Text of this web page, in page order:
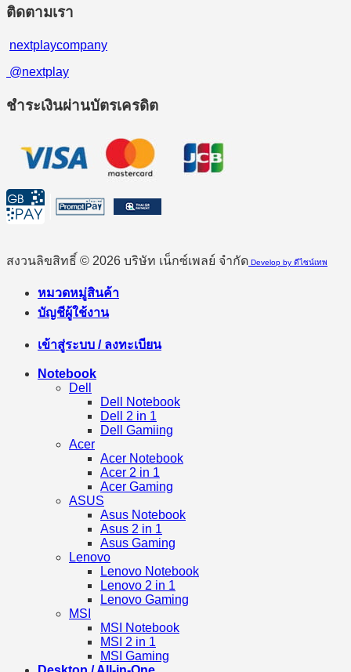
ติดตามเรา
nextplaycompany
@nextplay
ชำระเงินผ่านบัตรเครดิต
สงวนลิขสิทธิ์ © 2026 บริษัท เน็กซ์เพลย์ จำกัด Develop by ดีไซน์เทพ
หมวดหมู่สินค้า
บัญชีผู้ใช้งาน
เข้าสู่ระบบ / ลงทะเบียน
Notebook
Dell
Dell Notebook
Dell 2 in 1
Dell Gamiing
Acer
Acer Notebook
Acer 2 in 1
Acer Gaming
ASUS
Asus Notebook
Asus 2 in 1
Asus Gaming
Lenovo
Lenovo Notebook
Lenovo 2 in 1
Lenovo Gaming
MSI
MSI Notebook
MSI 2 in 1
MSI Gaming